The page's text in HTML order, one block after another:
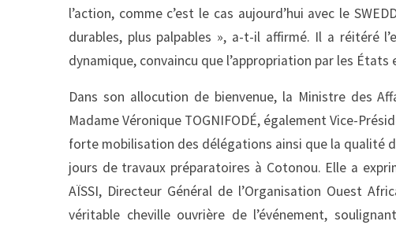
l’action, comme c’est le cas aujourd’hui avec le
durables, plus palpables », a-t-il affirmé. Il a réitéré
dynamique, convaincu que l’appropriation par les États
Dans son allocution de bienvenue, la Ministre des
Madame Véronique TOGNIFODÉ, également Vice-
forte mobilisation des délégations ainsi que la qualité
jours de travaux préparatoires à Cotonou. Elle a
AÏSSI, Directeur Général de l’Organisation Ouest
véritable cheville ouvrière de l’événement,